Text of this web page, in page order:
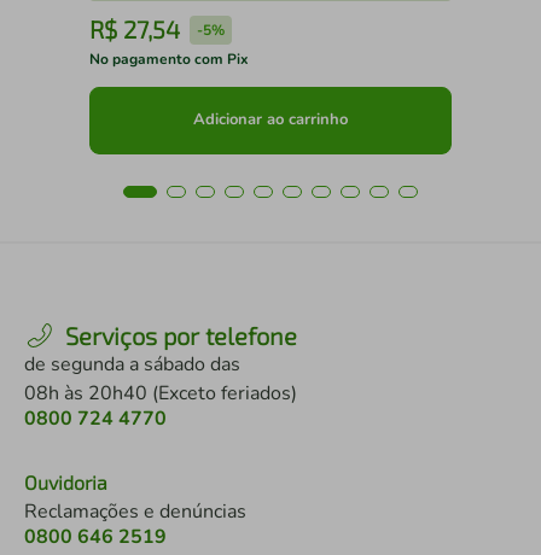
R$ 27,54 -5%
No pagamento com Pix
Adicionar ao carrinho
Serviços por telefone
de segunda a sábado das
08h às 20h40 (Exceto feriados)
0800 724 4770
Ouvidoria
Reclamações e denúncias
0800 646 2519